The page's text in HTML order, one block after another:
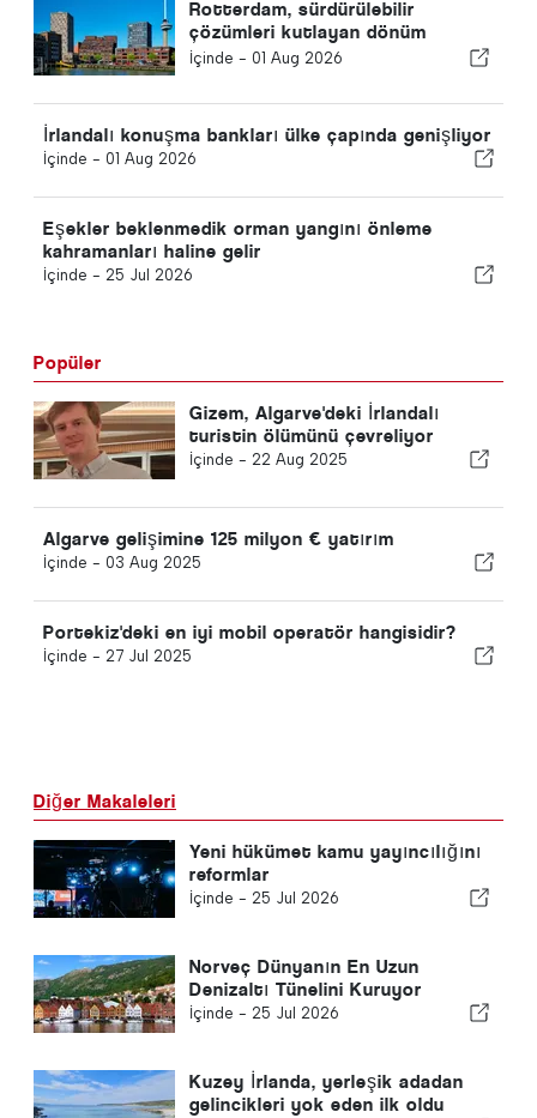
Rotterdam, sürdürülebilir
çözümleri kutlayan dönüm
noktası planlıyor
İçinde - 01 Aug 2026
İrlandalı konuşma bankları ülke çapında genişliyor
İçinde - 01 Aug 2026
Eşekler beklenmedik orman yangını önleme
kahramanları haline gelir
İçinde - 25 Jul 2026
Popüler
Gizem, Algarve'deki İrlandalı
turistin ölümünü çevreliyor
İçinde - 22 Aug 2025
Algarve gelişimine 125 milyon € yatırım
İçinde - 03 Aug 2025
Portekiz'deki en iyi mobil operatör hangisidir?
İçinde - 27 Jul 2025
Diğer Makaleleri
Yeni hükümet kamu yayıncılığını
reformlar
İçinde - 25 Jul 2026
Norveç Dünyanın En Uzun
Denizaltı Tünelini Kuruyor
İçinde - 25 Jul 2026
Kuzey İrlanda, yerleşik adadan
gelincikleri yok eden ilk oldu